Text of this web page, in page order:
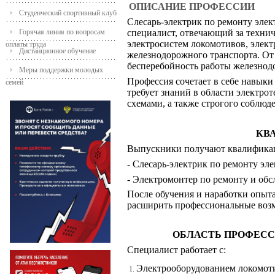
Студенческий спортивный клуб
Горячая линия по вопросам
оплаты труда
Дистанционное обучение
Меры поддержки молодых
семей
ОПИСАНИЕ ПРОФЕССИИ
Слесарь-электрик по ремонту
специалист, отвечающий за
электросистем локомотивов,
железнодорожного транспорта.
бесперебойность работы
Профессия сочетает в себе
требует знаний в области
схемами, а также строгого
Выпускники получают
- Слесарь-электрик по ремонту
- Электромонтер по ремонту и
После обучения и наработки
расширить профессиональные
ОБЛАСТЬ
Специалист работает с:
Электрооборудованием